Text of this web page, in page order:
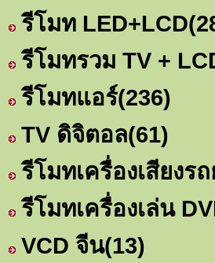
รีโมท LED+LCD
รีโมทรวม TV +
รีโมทแอร์(236)
TV ดิจิตอล(61)
รีโมทเครื่องเสียงร
รีโมทเครื่องเล่น
VCD จีน(13)